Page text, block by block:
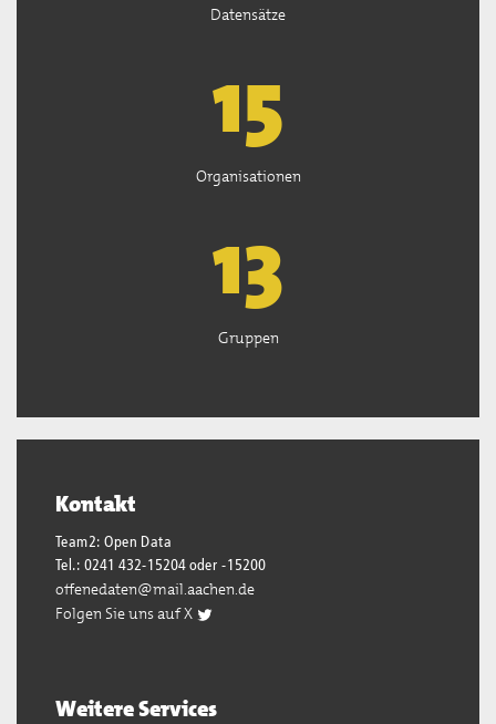
Datensätze
15
Organisationen
13
Gruppen
Kontakt
Team2: Open Data
Tel.: 0241 432-15204 oder -15200
offenedaten@mail.aachen.de
Folgen Sie uns auf X
Weitere Services